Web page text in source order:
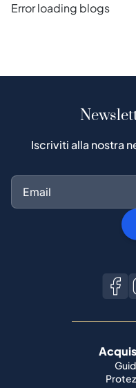
Error loading blogs
Iscriviti alla nostra